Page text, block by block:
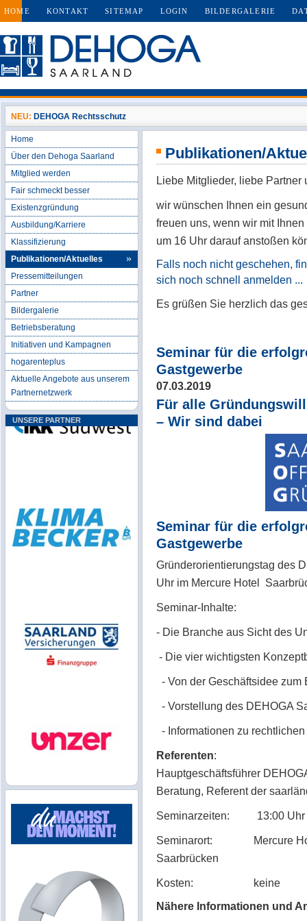
HOME KONTAKT SITEMAP LOGIN BILDERGALERIE
NEU: DEHOGA Rechtsschutz
Home
Über den Dehoga Saarland
Mitglied werden
Fair schmeckt besser
Existenzgründung
Ausbildung/Karriere
Klassifizierung
Publikationen/Aktuelles
Pressemitteilungen
Partner
Bildergalerie
Betriebsberatung
Initiativen und Kampagnen
hogarenteplus
Aktuelle Angebote aus unserem
Partnernetzwerk
UNSERE PARTNER
Publikationen/
Liebe Mitglieder, liebe
wir wünschen Ihnen ein
freuen uns, wenn wir mit
um 16 Uhr darauf anstoßen
Falls noch nicht geschehen,
sich noch schnell anmelden ...
Es grüßen Sie herzlich das
Seminar für die
Gastgewerbe
07.03.2019
Für alle
– Wir sind dabei
Seminar für die
Gastgewerbe
Gründerorientierungstag des
Uhr im Mercure
Seminar-Inhalte:
- Die Branche aus Sicht des
- Die vier wichtigsten
- Von der Geschäftsidee zum
- Vorstellung des DEHOGA
- Informationen zu
Referenten:
Hauptgeschäftsführer
Beratung, Referent der
Seminarzeiten: 13:00 Uhr
Seminarort: Mercure Hotel
Saarbrücken
Kosten: keine
Nähere Informationen und